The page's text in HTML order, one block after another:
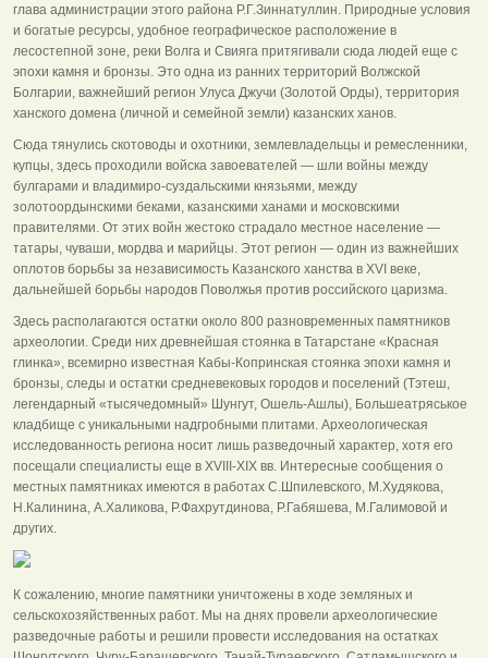
глава администрации этого района Р.Г.Зиннатуллин. Природные условия
и богатые ресурсы, удобное географическое расположение в
лесостепной зоне, реки Волга и Свияга притягивали сюда людей еще с
эпохи камня и бронзы. Это одна из ранних территорий Волжской
Болгарии, важнейший регион Улуса Джучи (Золотой Орды), территория
ханского домена (личной и семейной земли) казанских ханов.
Сюда тянулись скотоводы и охотники, землевладельцы и ремесленники,
купцы, здесь проходили войска завоевателей — шли войны между
булгарами и владимиро-суздальскими князьями, между
золотоордынскими беками, казанскими ханами и московскими
правителями. От этих войн жестоко страдало местное население —
татары, чуваши, мордва и марийцы. Этот регион — один из важнейших
оплотов борьбы за независимость Казанского ханства в XVI веке,
дальнейшей борьбы народов Поволжья против российского царизма.
Здесь располагаются остатки около 800 разновременных памятников
археологии. Среди них древнейшая стоянка в Татарстане «Красная
глинка», всемирно известная Кабы-Копринская стоянка эпохи камня и
бронзы, следы и остатки средневековых городов и поселений (Тэтеш,
легендарный «тысячедомный» Шунгут, Ошель-Ашлы), Большеатряськое
кладбище с уникальными надгробными плитами. Археологическая
исследованность региона носит лишь разведочный характер, хотя его
посещали специалисты еще в XVIII-XIX вв. Интересные сообщения о
местных памятниках имеются в работах С.Шпилевского, М.Худякова,
Н.Калинина, А.Халикова, Р.Фахрутдинова, Р.Габяшева, М.Галимовой и
других.
К сожалению, многие памятники уничтожены в ходе земляных и
сельскохозяйственных работ. Мы на днях провели археологические
разведочные работы и решили провести исследования на остатках